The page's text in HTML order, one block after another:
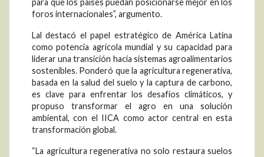
para que los países puedan posicionarse mejor en los
foros internacionales”, argumento.
Lal destacó el papel estratégico de América Latina
como potencia agrícola mundial y su capacidad para
liderar una transición hacia sistemas agroalimentarios
sostenibles. Ponderó que la agricultura regenerativa,
basada en la salud del suelo y la captura de carbono,
es clave para enfrentar los desafíos climáticos, y
propuso transformar el agro en una solución
ambiental, con el IICA como actor central en esta
transformación global.
“La agricultura regenerativa no solo restaura suelos